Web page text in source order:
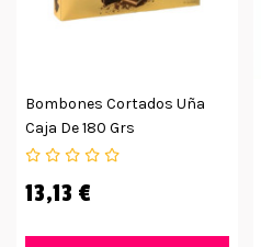
Bombones Cortados Uña
Caja De 180 Grs
13,13 €